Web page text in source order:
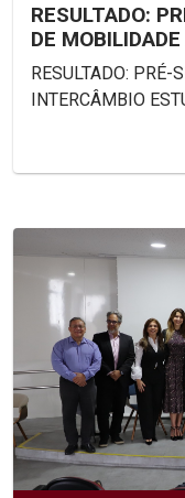
RESULTADO:
DE
ESTUDANTIL
RESULTADO: PRÉ-
INTERCÂMBIO